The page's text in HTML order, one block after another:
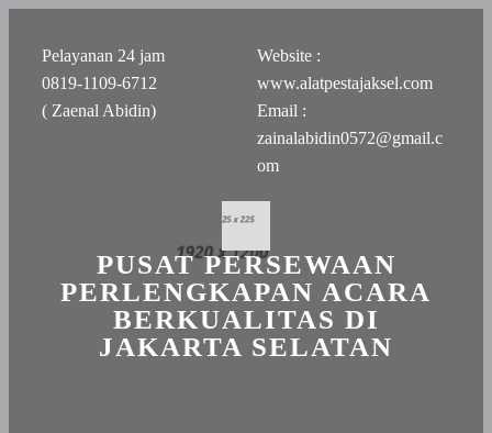
Pelayanan 24 jam
0819-1109-6712
( Zaenal Abidin)
Website :
www.alatpestajaksel.com
Email :
zainalabidin0572@gmail.c
om
PUSAT PERSEWAAN
PERLENGKAPAN ACARA
BERKUALITAS DI
JAKARTA SELATAN